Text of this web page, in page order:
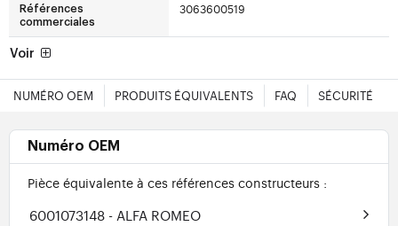
Références
commerciales
3063600519
Voir
NUMÉRO OEM PRODUITS ÉQUIVALENTS FAQ SÉCURITÉ
Numéro OEM
Pièce équivalente à ces références constructeurs :
6001073148 - ALFA ROMEO